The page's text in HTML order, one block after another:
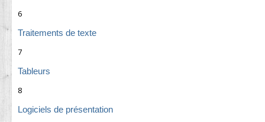
6
Traitements de texte
7
Tableurs
8
Logiciels de présentation